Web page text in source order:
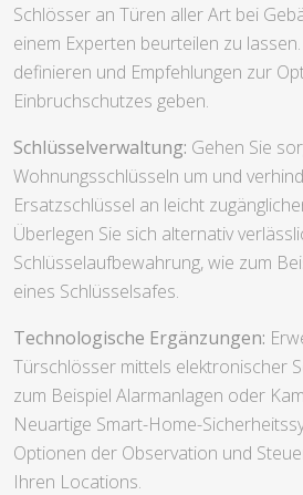
Schlösser an Türen aller Art bei
einem Experten beurteilen zu
definieren und Empfehlungen zur
Einbruchschutzes geben.
Schlüsselverwaltung: Gehen Sie
Wohnungsschlüsseln um und
Ersatzschlüssel an leicht
Überlegen Sie sich alternativ
Schlüsselaufbewahrung, wie zum
eines Schlüsselsafes.
Technologische Ergänzungen:
Türschlösser mittels elektronischer
zum Beispiel Alarmanlagen oder
Neuartige Smart-Home-
Optionen der Observation und
Ihren Locations.